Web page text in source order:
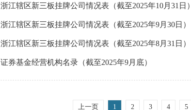
浙江辖区新三板挂牌公司情况表（截至2025年10月31日）
浙江辖区新三板挂牌公司情况表（截至2025年9月30日）
浙江辖区新三板挂牌公司情况表（截至2025年8月31日）
证券基金经营机构名录（截至2025年9月底）
上一页 1 2 3 4 5